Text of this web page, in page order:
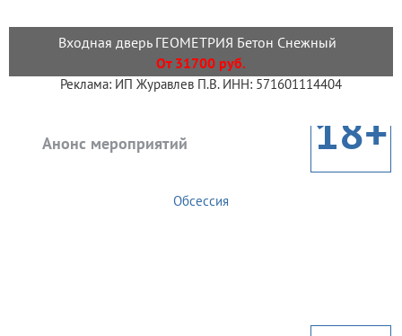
Входная дверь ГЕОМЕТРИЯ Бетон Снежный
От 31700 руб.
Реклама: ИП Журавлев П.В. ИНН: 571601114404
Анонс мероприятий 18+
Обсессия